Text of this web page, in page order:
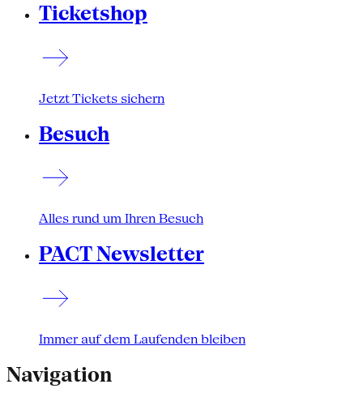
Ticketshop
Jetzt Tickets sichern
Besuch
Alles rund um Ihren Besuch
PACT Newsletter
Immer auf dem Laufenden bleiben
Navigation